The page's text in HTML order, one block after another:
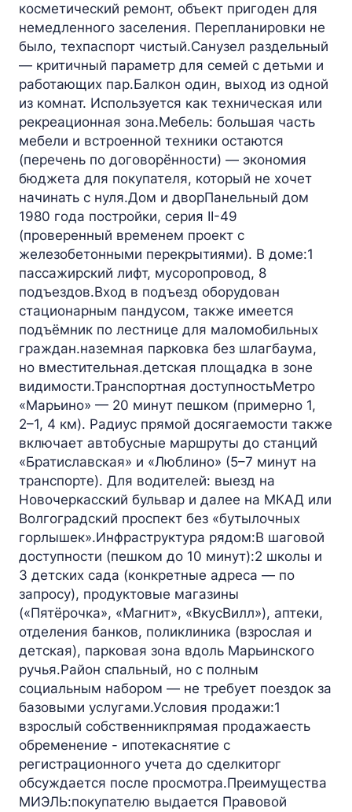
косметический ремонт, объект пригоден для
немедленного заселения. Перепланировки не
было, техпаспорт чистый.Санузел раздельный
— критичный параметр для семей с детьми и
работающих пар.Балкон один, выход из одной
из комнат. Используется как техническая или
рекреационная зона.Мебель: большая часть
мебели и встроенной техники остаются
(перечень по договорённости) — экономия
бюджета для покупателя, который не хочет
начинать с нуля.Дом и дворПанельный дом
1980 года постройки, серия II-49
(проверенный временем проект с
железобетонными перекрытиями). В доме:1
пассажирский лифт, мусоропровод, 8
подъездов.Вход в подъезд оборудован
стационарным пандусом, также имеется
подъёмник по лестнице для маломобильных
граждан.наземная парковка без шлагбаума,
но вместительная.детская площадка в зоне
видимости.Транспортная доступностьМетро
«Марьино» — 20 минут пешком (примерно 1,
2–1, 4 км). Радиус прямой досягаемости также
включает автобусные маршруты до станций
«Братиславская» и «Люблино» (5–7 минут на
транспорте). Для водителей: выезд на
Новочеркасский бульвар и далее на МКАД или
Волгоградский проспект без «бутылочных
горлышек».Инфраструктура рядом:В шаговой
доступности (пешком до 10 минут):2 школы и
3 детских сада (конкретные адреса — по
запросу), продуктовые магазины
(«Пятёрочка», «Магнит», «ВкусВилл»), аптеки,
отделения банков, поликлиника (взрослая и
детская), парковая зона вдоль Марьинского
ручья.Район спальный, но с полным
социальным набором — не требует поездок за
базовыми услугами.Условия продажи:1
взрослый собственникпрямая продажаесть
обременение - ипотекаснятие с
регистрационного учета до сделкиторг
обсуждается после просмотра.Преимущества
МИЭЛЬ:покупателю выдается Правовой